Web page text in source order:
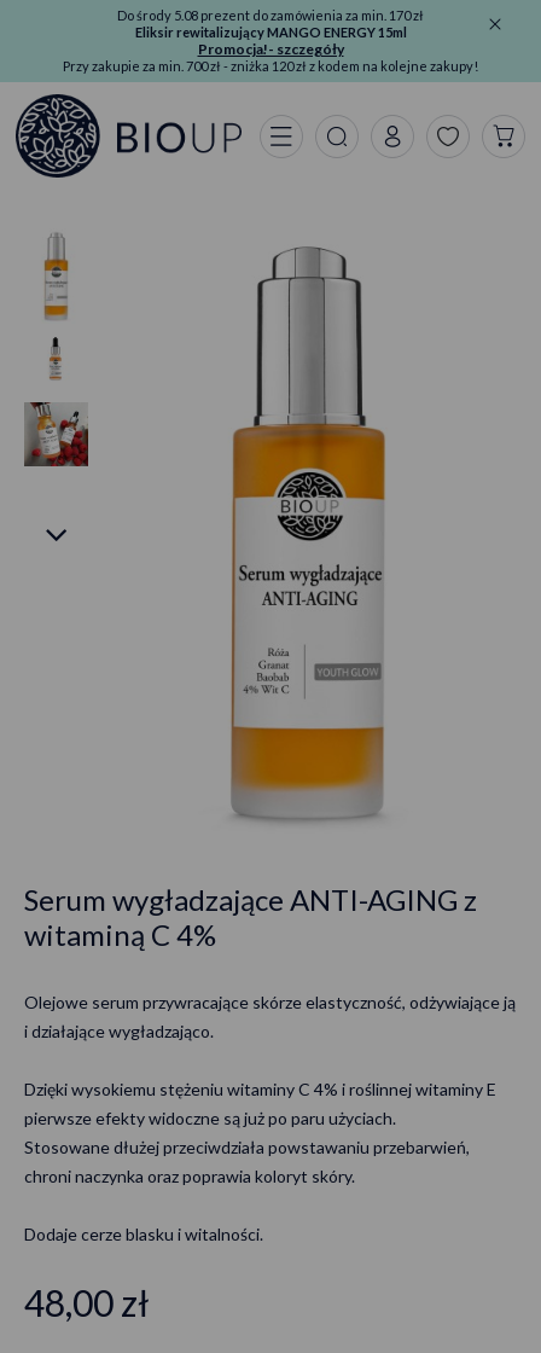
Do środy 5.08 prezent do zamówienia za min. 170 zł
Eliksir rewitalizujący MANGO ENERGY 15ml
Promocja!- szczegóły
Przy zakupie za min. 700 zł - zniżka 120 zł z kodem na kolejne zakupy!
Serum wygładzające ANTI-AGING z
witaminą C 4%
Olejowe serum przywracające skórze elastyczność, odżywiające ją
i działające wygładzająco.
Dzięki wysokiemu stężeniu witaminy C 4% i roślinnej witaminy E
pierwsze efekty widoczne są już po paru użyciach.
Stosowane dłużej przeciwdziała powstawaniu przebarwień,
chroni naczynka oraz poprawia koloryt skóry.
Dodaje cerze blasku i witalności.
48,00 zł